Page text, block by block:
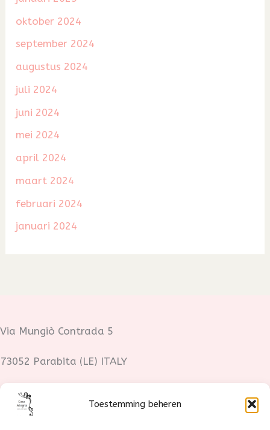
Toestemming beheren
oktober 2024
september 2024
augustus 2024
juli 2024
juni 2024
mei 2024
april 2024
maart 2024
februari 2024
januari 2024
Via Mungiò Contrada 5
73052 Parabita (LE) ITALY